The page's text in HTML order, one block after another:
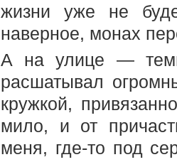
жизни уже не
наверное, монах
А на улице —
расшатывал
кружкой,
мило, и от
меня, где-то под